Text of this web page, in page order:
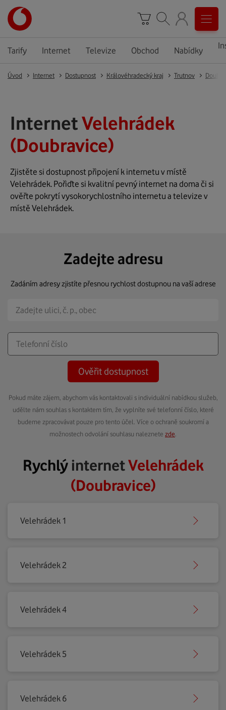
Tarify Internet Televize Obchod Nabídky
Úvod Internet Dostupnost Královéhradecký kraj Trutnov
InternetVelehrádek
(Doubravice)
Zjistěte si dostupnost připojení k internetu v místě
Velehrádek. Pořiďte si kvalitní pevný internet na doma či si
ověřte pokrytí vysokorychlostního internetu a televize v
místě Velehrádek.
Zadejte adresu
Zadáním adresy zjistíte přesnou rychlost dostupnou na vaší adrese
Ověřit dostupnost
Pokud máte zájem, abychom vás kontaktovali s individuální nabídkou služeb,
udělte nám souhlas s kontaktem tím, že vyplníte své telefonní číslo, které
budeme zpracovávat pouze pro tento účel. Více o ochraně soukromí a
možnostech odvolání souhlasu naleznete zde
RychlýinternetVelehrádek
(Doubravice)
Velehrádek 1
Velehrádek 2
Velehrádek 4
Velehrádek 5
Velehrádek 6